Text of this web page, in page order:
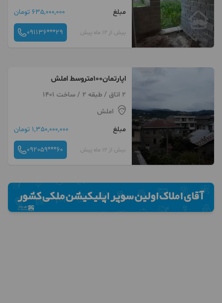
مبلغ
635,000,000 تومان
بیش از 12 ماه پیش 091136***29
اپارتمان۱۰۰متروسط املش
2 اتاق / طبقه 2 / ساخت 1401
املش
مبلغ
1,350,000,000 تومان
بیش از 12 ماه پیش 092059***60